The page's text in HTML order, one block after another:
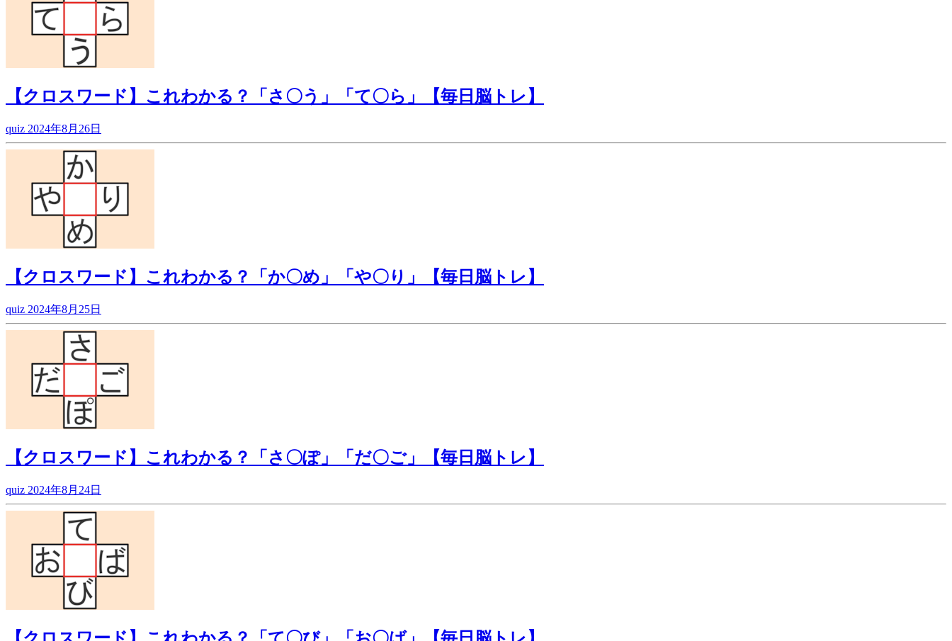
【クロスワード】これわかる？「さ〇う」「て〇ら」【毎日脳トレ】
quiz 2024年8月26日
【クロスワード】これわかる？「か〇め」「や〇り」【毎日脳トレ】
quiz 2024年8月25日
【クロスワード】これわかる？「さ〇ぽ」「だ〇ご」【毎日脳トレ】
quiz 2024年8月24日